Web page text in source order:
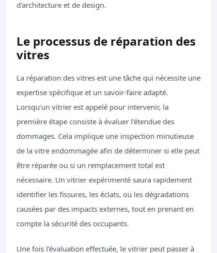
d'architecture et de design.
Le processus de réparation des
vitres
La réparation des vitres est une tâche qui nécessite une
expertise spécifique et un savoir-faire adapté.
Lorsqu'un vitrier est appelé pour intervenir, la
première étape consiste à évaluer l'étendue des
dommages. Cela implique une inspection minutieuse
de la vitre endommagée afin de déterminer si elle peut
être réparée ou si un remplacement total est
nécessaire. Un vitrier expérimenté saura rapidement
identifier les fissures, les éclats, ou les dégradations
causées par des impacts externes, tout en prenant en
compte la sécurité des occupants.
Une fois l’évaluation effectuée, le vitrier peut passer à